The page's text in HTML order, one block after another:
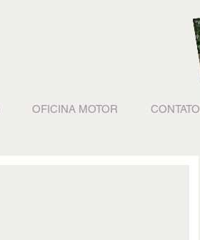
OFICINA MOTOR CONTATO